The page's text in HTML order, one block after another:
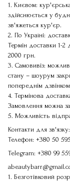
1. Києвом:
здійснюється у
зв'яжеться кур'єр.
2. По Україні:
Термін доставки 1-2
2000 грн.
3. Самовивіз:
стану – шоурум
попереднім
4. Термінова
Замовлення можна
5. Можливість
Контакти для зв'язку:
Телефон: +380 50
Telegram: +380 99
1. Безготівковий